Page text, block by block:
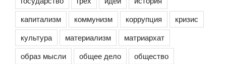
капитализм
коммунизм коррупция
кризис
культура
материализм
матриархат
образ мысли
общее дело
общество